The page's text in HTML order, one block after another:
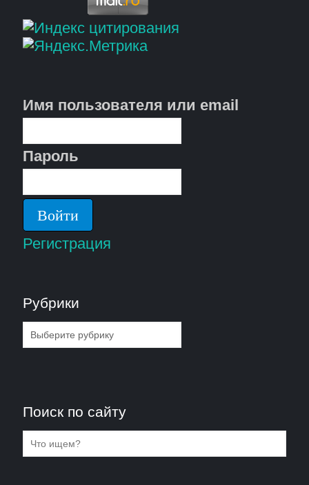
Имя пользователя или email
Пароль
Регистрация
Рубрики
Рубрики
Поиск по сайту